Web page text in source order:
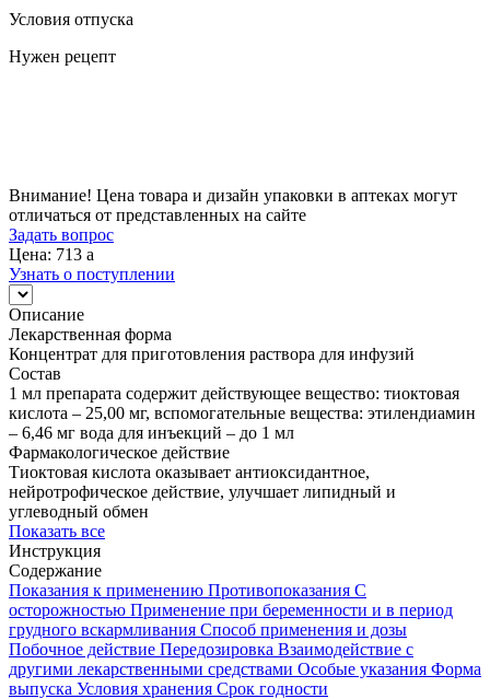
Условия отпуска
Нужен рецепт
Внимание! Цена товара и дизайн упаковки в аптеках могут
отличаться от представленных на сайте
Задать вопрос
Цена: 713 a
Узнать о поступлении
Описание
Лекарственная форма
Концентрат для приготовления раствора для инфузий
Состав
1 мл препарата содержит действующее вещество: тиоктовая
кислота – 25,00 мг, вспомогательные вещества: этилендиамин
– 6,46 мг вода для инъекций – до 1 мл
Фармакологическое действие
Тиоктовая кислота оказывает антиоксидантное,
нейротрофическое действие, улучшает липидный и
углеводный обмен
Показать все
Инструкция
Содержание
Показания к применению Противопоказания С
осторожностью Применение при беременности и в период
грудного вскармливания Способ применения и дозы
Побочное действие Передозировка Взаимодействие с
другими лекарственными средствами Особые указания Форма
выпуска Условия хранения Срок годности